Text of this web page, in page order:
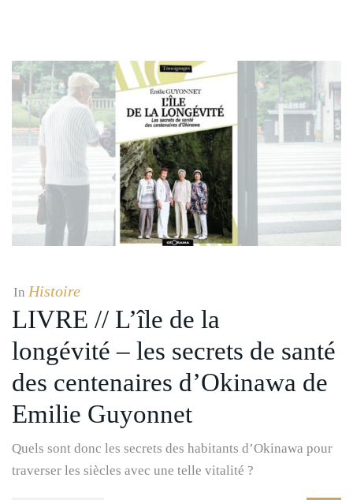
In Histoire
LIVRE // L’île de la
longévité – les secrets de santé
des centenaires d’Okinawa de
Emilie Guyonnet
Quels sont donc les secrets des habitants d’Okinawa pour
traverser les siècles avec une telle vitalité ?